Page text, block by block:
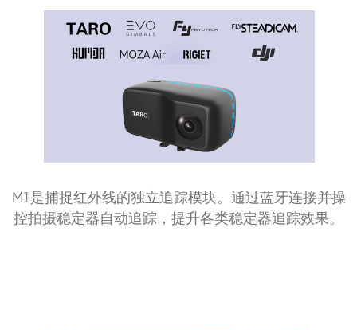
M1是捕捉红外线的独立追踪模块。通过蓝牙连接并操
控拍摄稳定器自动追踪，提升各类稳定器追踪效果。